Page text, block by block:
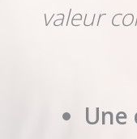
valeur
Une